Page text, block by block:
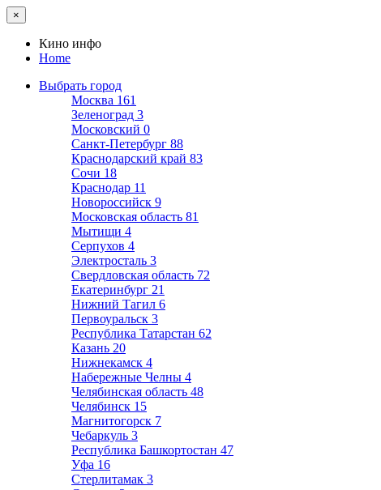
×
Кино инфо
Home
Выбрать город
Москва 161
Зеленоград 3
Московский 0
Санкт-Петербург 88
Краснодарский край 83
Сочи 18
Краснодар 11
Новороссийск 9
Московская область 81
Мытищи 4
Серпухов 4
Электросталь 3
Свердловская область 72
Екатеринбург 21
Нижний Тагил 6
Первоуральск 3
Республика Татарстан 62
Казань 20
Нижнекамск 4
Набережные Челны 4
Челябинская область 48
Челябинск 15
Магнитогорск 7
Чебаркуль 3
Республика Башкортостан 47
Уфа 16
Стерлитамак 3